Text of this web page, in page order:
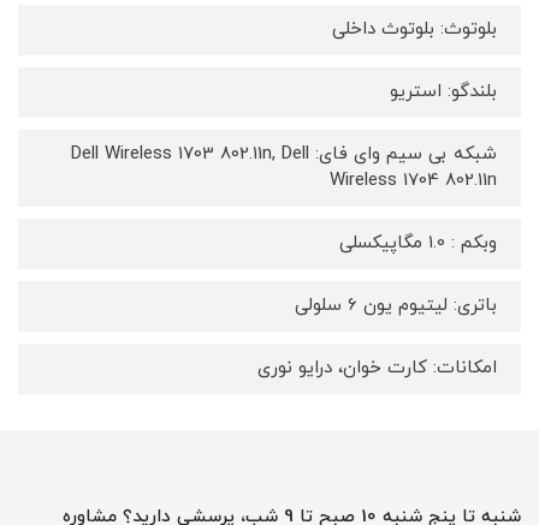
بلوتوث: بلوتوث داخلی
بلندگو: استریو
شبکه بی سیم وای فای: Dell Wireless 1703 802.11n, Dell
Wireless 1704 802.11n
وبکم : 1.0 مگاپیکسلی
باتری: لیتیوم یون 6 سلولی
امکانات: کارت خوان، درایو نوری
شنبه تا پنج شنبه 10 صبح تا 9 شب، پرسشی دارید؟ مشاوره